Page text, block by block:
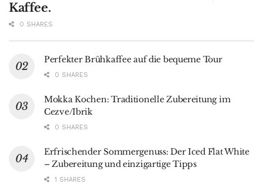
Kaffee.
0 SHARES
Perfekter Brühkaffee auf die bequeme Tour
0 SHARES
Mokka Kochen: Traditionelle Zubereitung im
Cezve/Ibrik
0 SHARES
Erfrischender Sommergenuss: Der Iced Flat White
– Zubereitung und einzigartige Tipps
1 SHARES